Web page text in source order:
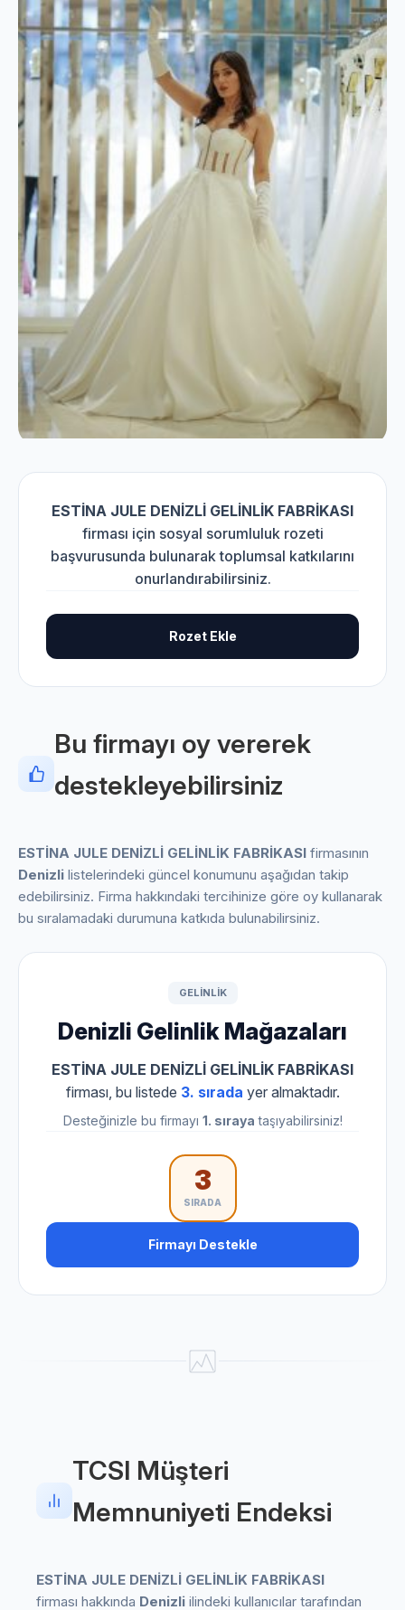
ESTİNA JULE DENİZLİ GELİNLİK FABRİKASI
firması için sosyal sorumluluk rozeti
başvurusunda bulunarak toplumsal katkılarını
onurlandırabilirsiniz.
Rozet Ekle
Bu firmayı oy vererek
destekleyebilirsiniz
ESTİNA JULE DENİZLİ GELİNLİK FABRİKASI firmasının
Denizli listelerindeki güncel konumunu aşağıdan takip
edebilirsiniz. Firma hakkındaki tercihinize göre oy kullanarak
bu sıralamadaki durumuna katkıda bulunabilirsiniz.
GELINLIK
Denizli Gelinlik Mağazaları
ESTİNA JULE DENİZLİ GELİNLİK FABRİKASI
firması, bu listede 3. sırada yer almaktadır.
Desteğinizle bu firmayı 1. sıraya taşıyabilirsiniz!
3
SIRADA
Firmayı Destekle
TCSI Müşteri
Memnuniyeti Endeksi
ESTİNA JULE DENİZLİ GELİNLİK FABRİKASI
firması hakkında Denizli ilindeki kullanıcılar tarafından